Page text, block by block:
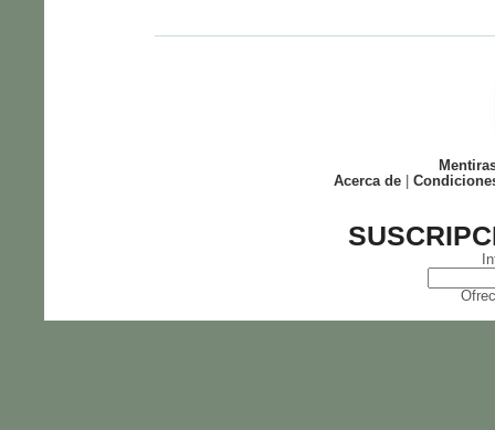
Acerca de